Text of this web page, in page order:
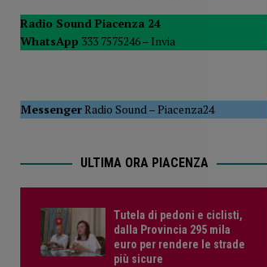
POLITICA
[ 5 Agosto 2026 ] Caldo estremo
Radio Sound Piacenza 24
WhatsApp 333 7575246 – Invia
MessengerRadio Sound–Piacenza24
ULTIMA ORA PIACENZA
Tutela di pedoni e ciclisti,
dalla Provincia 295 mila
euro per rendere le strade
più sicure